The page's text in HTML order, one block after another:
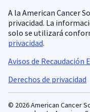
A la American Cancer
privacidad. La
solo se utilizará
privacidad.
Avisos de Recaudación
Derechos de privacidad
© 2026 American Cancer